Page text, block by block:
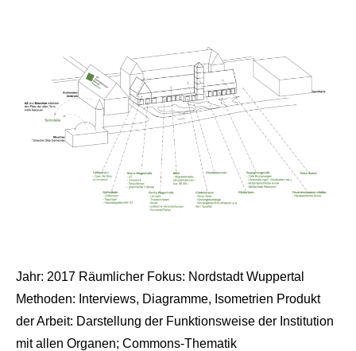
Jahr: 2017 Räumlicher Fokus: Nordstadt Wuppertal
Methoden: Interviews, Diagramme, Isometrien Produkt
der Arbeit: Darstellung der Funktionsweise der Institution
mit allen Organen; Commons-Thematik